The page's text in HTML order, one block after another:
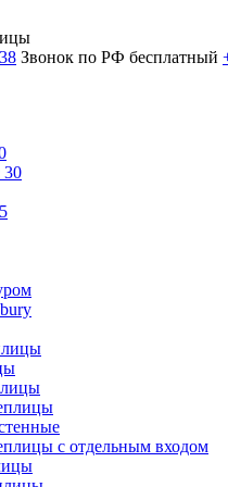
Звонок по РФ бесплатный
30
с отдельным входом